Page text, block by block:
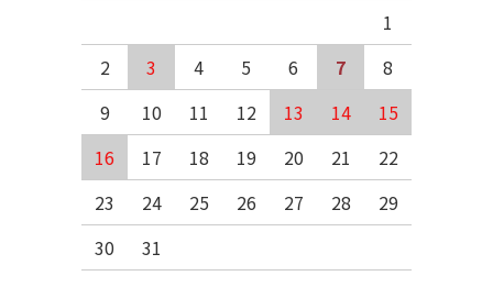
1
2
3 4 5 6 7
8
9
10 11 12 13 14
15
16
17 18 19 20 21
22
23
24 25 26 27 28
29
30
31